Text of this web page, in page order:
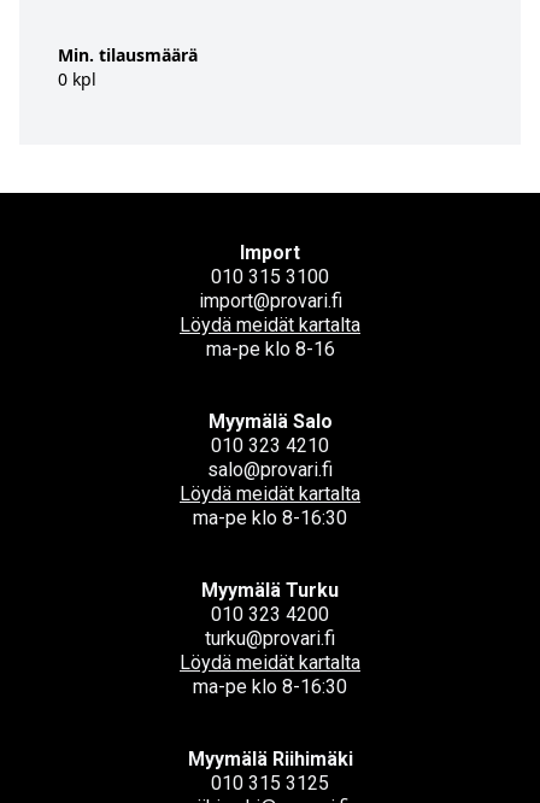
Min. tilausmäärä
0 kpl
Import
010 315 3100
import@provari.fi
Löydä meidät kartalta
ma-pe klo 8-16
Myymälä Salo
010 323 4210
salo@provari.fi
Löydä meidät kartalta
ma-pe klo 8-16:30
Myymälä Turku
010 323 4200
turku@provari.fi
Löydä meidät kartalta
ma-pe klo 8-16:30
Myymälä Riihimäki
010 315 3125